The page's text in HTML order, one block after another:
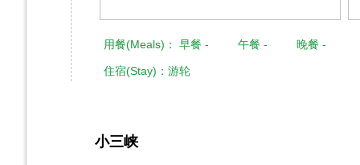
用餐(Meals)： 早餐 - 午餐 - 晚餐 -
住宿(Stay)：游轮
小三峡